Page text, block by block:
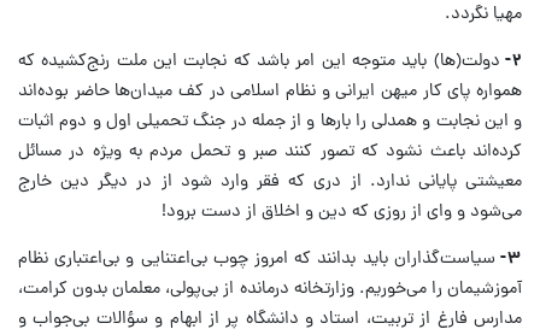
مهیا نگردد.
۲- دولت(ها) باید متوجه این امر باشد که نجابت این ملت رنج‌کشیده که
همواره پای ‌کار میهن ایرانی و نظام اسلامی در کف میدان‌ها حاضر بوده‌اند
و این نجابت و همدلی را بارها و از جمله در جنگ تحمیلی اول و دوم اثبات
کرده‌اند باعث نشود که تصور کنند صبر و تحمل مردم به ویژه در مسائل
معیشتی پایانی ندارد. از دری که فقر وارد شود از در دیگر دین خارج
می‌شود و وای از روزی که دین و اخلاق از دست برود!
۳- سیاست‌گذاران باید بدانند که امروز چوب بی‌اعتنایی و بی‌اعتباری نظام
آموزشیمان را می‌خوریم. وزارتخانه درمانده از بی‌پولی، معلمان بدون کرامت،
مدارس فارغ از تربیت، استاد و دانشگاه پر از ابهام و سؤالات بی‌جواب و